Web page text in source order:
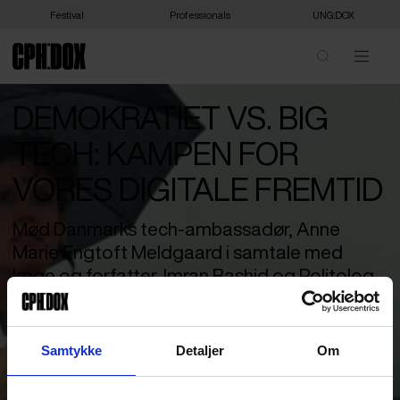
Samtykke Detaljer Om
Festival Professionals UNG:DOX
DEMOKRATIET VS. BIG
TECH: KAMPEN FOR
VORES DIGITALE FREMTID
Mød Danmarks tech-ambassadør, Anne
Marie Engtoft Meldgaard i samtale med
læge og forfatter, Imran Rashid og Politolog,
Rebecca Adler-Nissen, om deres arbejde
med at sikre en bedre digital fremtid for os
alle.
TechPlomacy, teknologiens diplomati. I vores højt digitaliserede